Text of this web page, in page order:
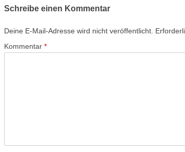
Schreibe einen Kommentar
Deine E-Mail-Adresse wird nicht veröffentlicht.
Kommentar *